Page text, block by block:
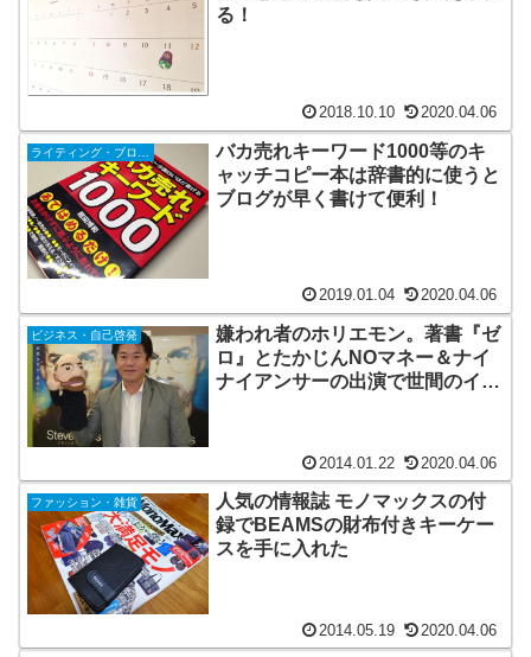
る！
2018.10.10 2020.04.06
バカ売れキーワード1000等のキ
ャッチコピー本は辞書的に使うと
ブログが早く書けて便利！
2019.01.04 2020.04.06
ビジネス・自己啓発
嫌われ者のホリエモン。著書『ゼ
ロ』とたかじんNOマネー＆ナイ
ナイアンサーの出演で世間のイメ
2014.01.22 2020.04.06
ファッション・雑貨
人気の情報誌 モノマックスの付
録でBEAMSの財布付きキーケー
スを手に入れた
2014.05.19 2020.04.06